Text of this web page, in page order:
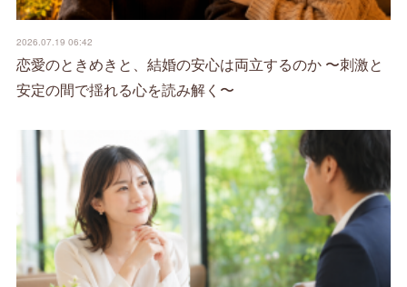
2026.07.19 06:42
恋愛のときめきと、結婚の安心は両立するのか 〜刺激と
安定の間で揺れる心を読み解く〜